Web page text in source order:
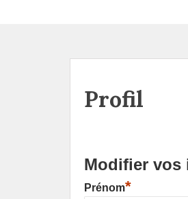
Profil
Modifier vos
Prénom*